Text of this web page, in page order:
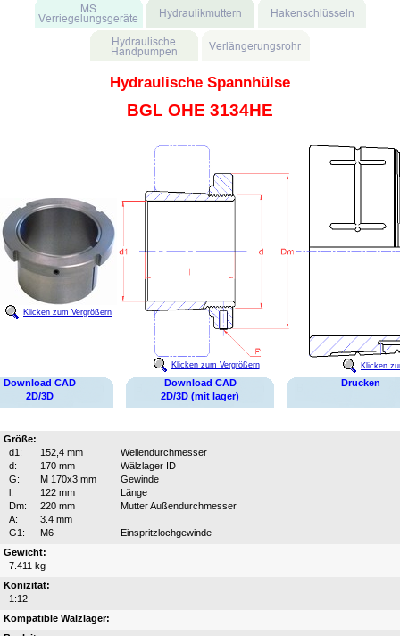
Hydraulische Spannhülse
BGL OHE 3134HE
Klicken zum Vergrößern
Klicken zum Vergrößern Klicken
Download CAD
2D/3D
Download CAD
2D/3D (mit lager)
Drucken
Größe:
d1:
152,4 mm
Wellendurchmesser
d:
170 mm
Wälzlager ID
G:
M 170x3 mm
Gewinde
l:
122 mm
Länge
Dm:
220 mm
Mutter Außendurchmesser
A:
3.4 mm
G1:
M6
Einspritzlochgewinde
Gewicht:
7.411 kg
Konizität:
1:12
Kompatible Wälzlager: